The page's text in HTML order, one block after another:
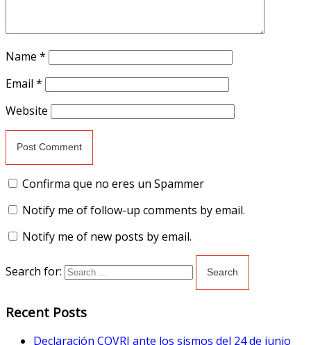
Name *
Email *
Website
Confirma que no eres un Spammer
Notify me of follow-up comments by email.
Notify me of new posts by email.
Search for:
Recent Posts
Declaración COVRI ante los sismos del 24 de junio